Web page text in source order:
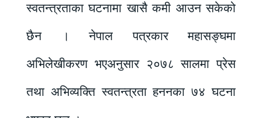
स्वतन्त्रताका घटनामा खासै कमी आउन सकेको
छैन । नेपाल पत्रकार महासङ्घमा
अभिलेखीकरण भएअनुसार २०७८ सालमा प्रेस
तथा अभिव्यक्ति स्वतन्त्रता हननका ७४ घटना